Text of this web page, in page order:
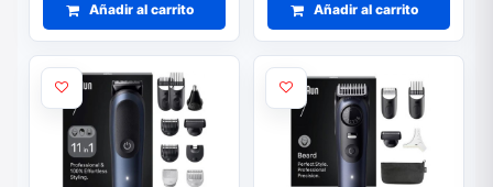
Añadir al carrito Añadir al carrito